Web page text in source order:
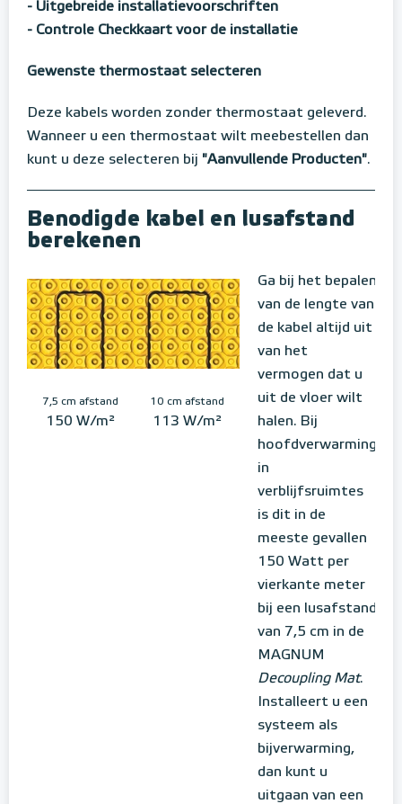
- Uitgebreide installatievoorschriften
- Controle Checkkaart voor de installatie
Gewenste thermostaat selecteren
Deze kabels worden zonder thermostaat geleverd.
Wanneer u een thermostaat wilt meebestellen dan
kunt u deze selecteren bij "Aanvullende Producten".
Benodigde kabel en lusafstand
berekenen
7,5 cm afstand
150 W/m²
10 cm afstand
113 W/m²
Ga bij het bepalen
van de lengte van
de kabel altijd uit
van het
vermogen dat u
uit de vloer wilt
halen. Bij
hoofdverwarming
in
verblijfsruimtes
is dit in de
meeste gevallen
150 Watt per
vierkante meter
bij een lusafstand
van 7,5 cm in de
MAGNUM
Decoupling Mat.
Installeert u een
systeem als
bijverwarming,
dan kunt u
uitgaan van een